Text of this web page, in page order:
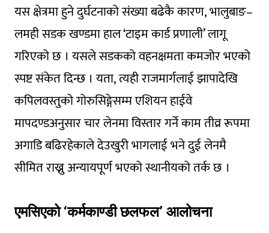
यस क्षेत्रमा हुने दुर्घटनाको संख्या बढेकै कारण, भालुबाङ–
लमही सडक खण्डमा हाल ‘टाइम कार्ड प्रणाली’ लागू
गरिएको छ । यसले सडकको वहनक्षमता कमजोर भएको
स्पष्ट संकेत दिन्छ । यता, त्यही राजमार्गलाई झापादेखि
कपिलवस्तुको गोरुसिङ्गेसम्म एशियन हाईवे
मापदण्डअनुसार चार लेनमा विस्तार गर्ने काम तीव्र रूपमा
अगाडि बढिरहेकाले देउखुरी भागलाई भने दुई लेनमै
सीमित राख्नु अन्यायपूर्ण भएको स्थानीयको तर्क छ ।
एमसिएको ‘कर्मकाण्डी छलफल’ आलोचना